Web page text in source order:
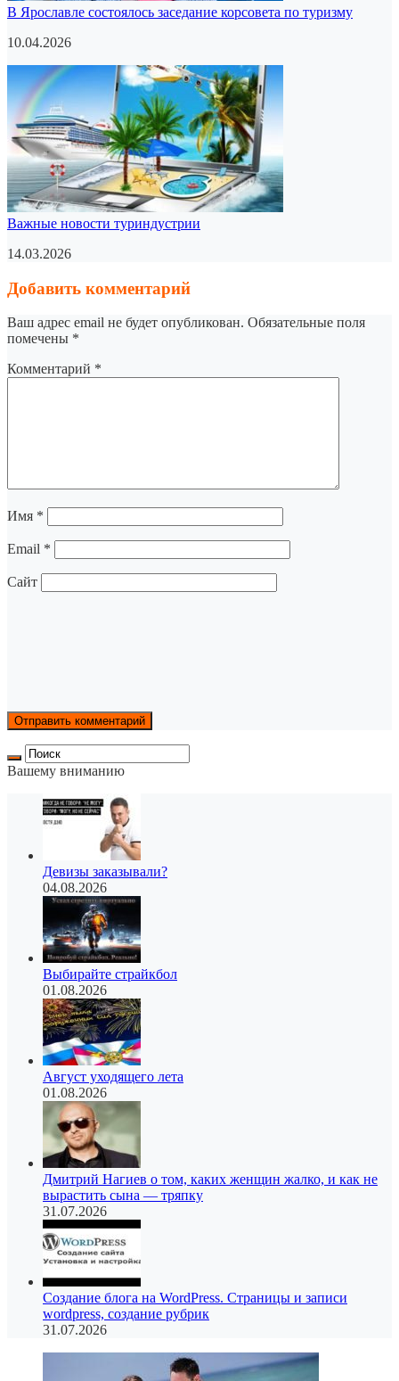
В Ярославле состоялось заседание корсовета по туризму
10.04.2026
Важные новости туриндустрии
14.03.2026
Добавить комментарий
Ваш адрес email не будет опубликован. Обязательные поля
помечены *
Комментарий *
Имя *
Email *
Сайт
Вашему вниманию
Девизы заказывали?
04.08.2026
Выбирайте страйкбол
01.08.2026
Август уходящего лета
01.08.2026
Дмитрий Нагиев о том, каких женщин жалко, и как не
вырастить сына — тряпку
31.07.2026
Создание блога на WordPress. Страницы и записи
wordpress, создание рубрик
31.07.2026